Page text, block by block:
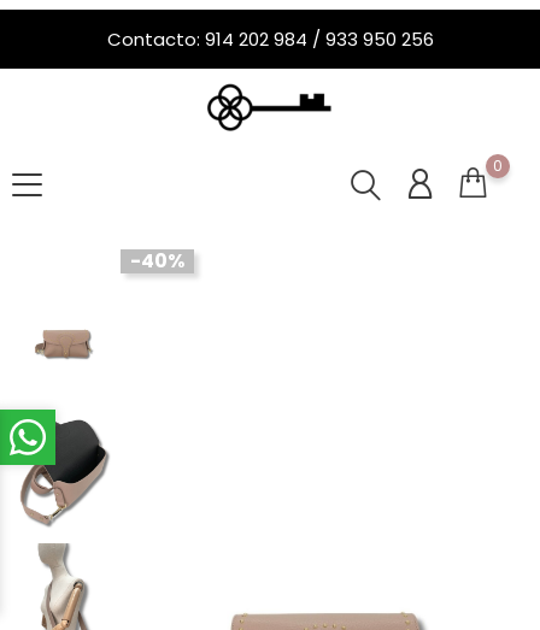
Contacto: 914 202 984 / 933 950 256
0
-40%